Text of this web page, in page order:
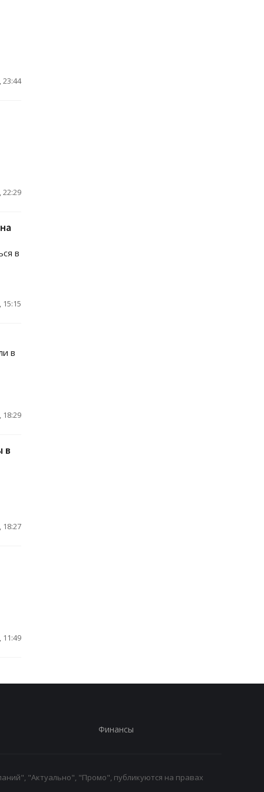
23:44
22:29
в
в
18:29
в
18:27
11:49
Финансы
"Актуально", "Промо", публикуются на правах